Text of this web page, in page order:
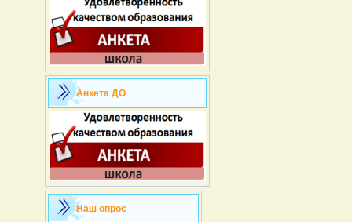
Анкета ДО
Наш опрос